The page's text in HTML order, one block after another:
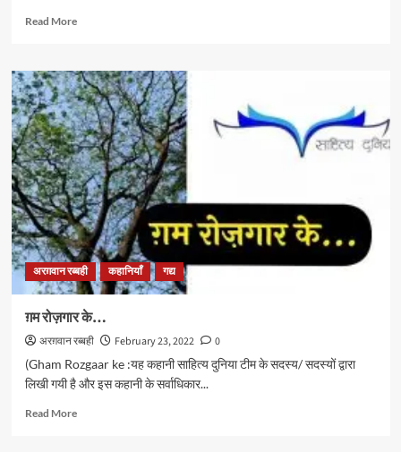
Read MoreRead
घनी
कहानी,
छोटी
शाखा:
मुंशी
प्रेमचंद
की
कहानी
“ढपोरशंख”
का
अंतिम
भाग
अरग़वान रब्बही कहानियाँ गद्य
ग़म रोज़गार के…
अरग़वान रब्बही February 23, 2022
0
(Gham Rozgaar ke :यह कहानी साहित्य दुनिया टीम के सदस्य/ सदस्यों द्वारा
लिखी गयी है और इस कहानी के सर्वाधिकार...
Read MoreRead